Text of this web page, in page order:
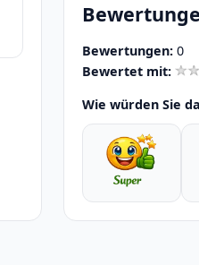
Bewertungen: 0
Bewertet mit:
Wie würden Sie